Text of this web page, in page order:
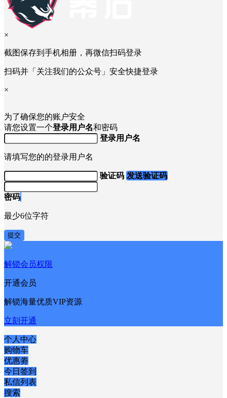
×
截图保存到手机相册，再微信扫码登录
扫码并「关注我们的公众号」安全快捷登录
×
为了确保您的账户安全
请您设置一个登录用户名和密码
登录用户名
请填写您的的登录用户名
验证码 发送验证码
密码
最少6位字符
提交
解锁会员权限
开通会员
解锁海量优质VIP资源
立刻开通
个人中心
购物车
优惠劵
今日签到
私信列表
搜索